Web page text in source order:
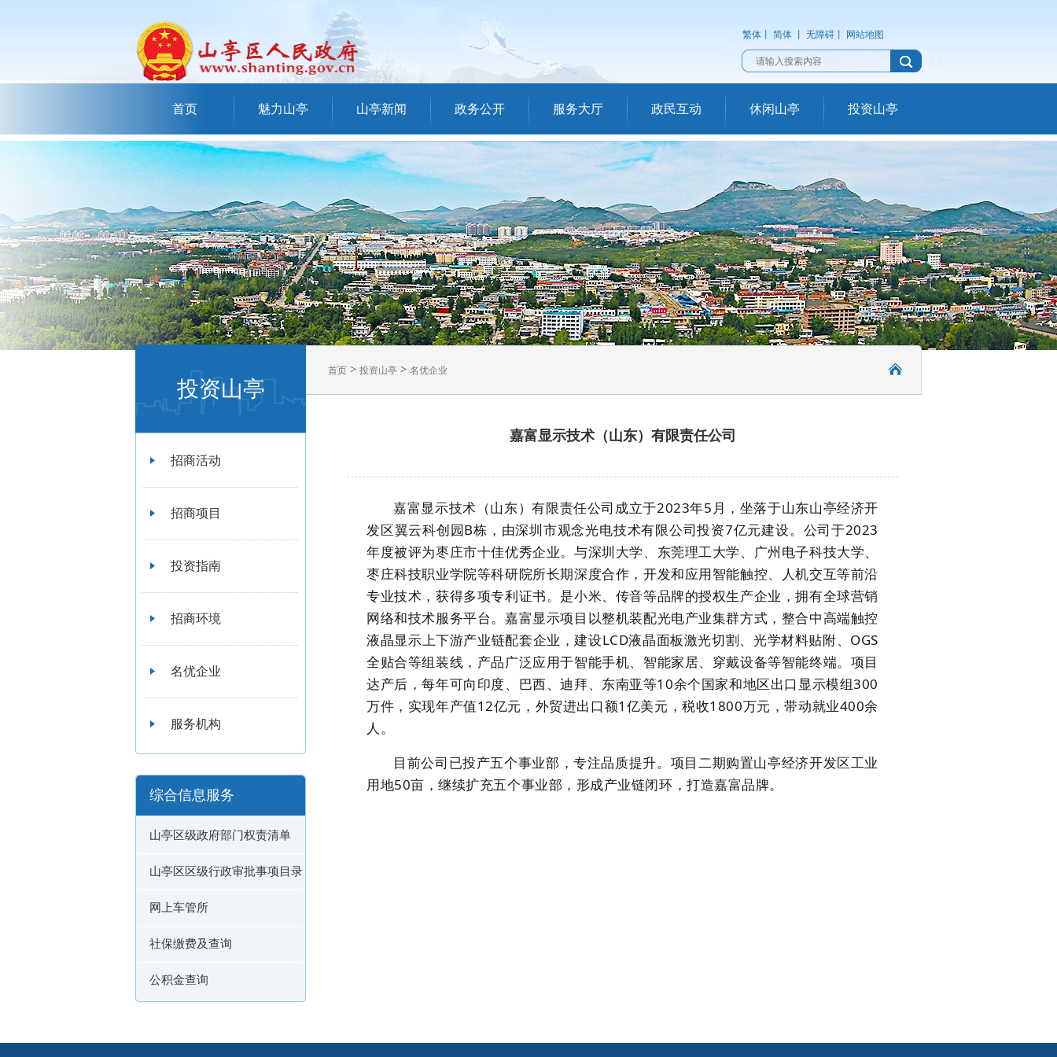
繁体 简体 无障碍 网站地图
首页 魅力山亭 山亭新闻 政务公开 服务大厅 政民互动 休闲山亭 投资山亭
投资山亭
招商活动
招商项目
投资指南
招商环境
名优企业
服务机构
综合信息服务
山亭区级政府部门权责清单
山亭区区级行政审批事项目录
网上车管所
社保缴费及查询
公积金查询
首页 > 投资山亭 > 名优企业
嘉富显示技术（山东）有限责任公司
嘉富显示技术（山东）有限责任公司成立于2023年5月，坐落于山东山亭经济开
发区翼云科创园B栋，由深圳市观念光电技术有限公司投资7亿元建设。公司于2023
年度被评为枣庄市十佳优秀企业。与深圳大学、东莞理工大学、广州电子科技大学、
枣庄科技职业学院等科研院所长期深度合作，开发和应用智能触控、人机交互等前沿
专业技术，获得多项专利证书。是小米、传音等品牌的授权生产企业，拥有全球营销
网络和技术服务平台。嘉富显示项目以整机装配光电产业集群方式，整合中高端触控
液晶显示上下游产业链配套企业，建设LCD液晶面板激光切割、光学材料贴附、OGS
全贴合等组装线，产品广泛应用于智能手机、智能家居、穿戴设备等智能终端。项目
达产后，每年可向印度、巴西、迪拜、东南亚等10余个国家和地区出口显示模组300
万件，实现年产值12亿元，外贸进出口额1亿美元，税收1800万元，带动就业400余
人。
目前公司已投产五个事业部，专注品质提升。项目二期购置山亭经济开发区工业
用地50亩，继续扩充五个事业部，形成产业链闭环，打造嘉富品牌。